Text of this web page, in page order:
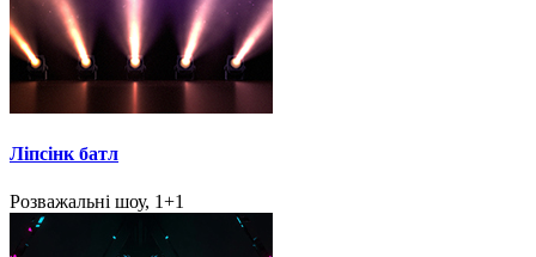
Ліпсінк батл
Розважальні шоу, 1+1